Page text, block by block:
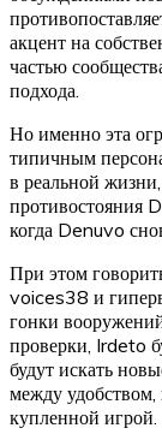
акцент на
частью
подхода.
Но именно эта
типичным
в реальной
противостояния
когда Denuvo
При этом
voices38 и
гонки
проверки, Irdeto
будут искать
между удобством,
купленной игрой.